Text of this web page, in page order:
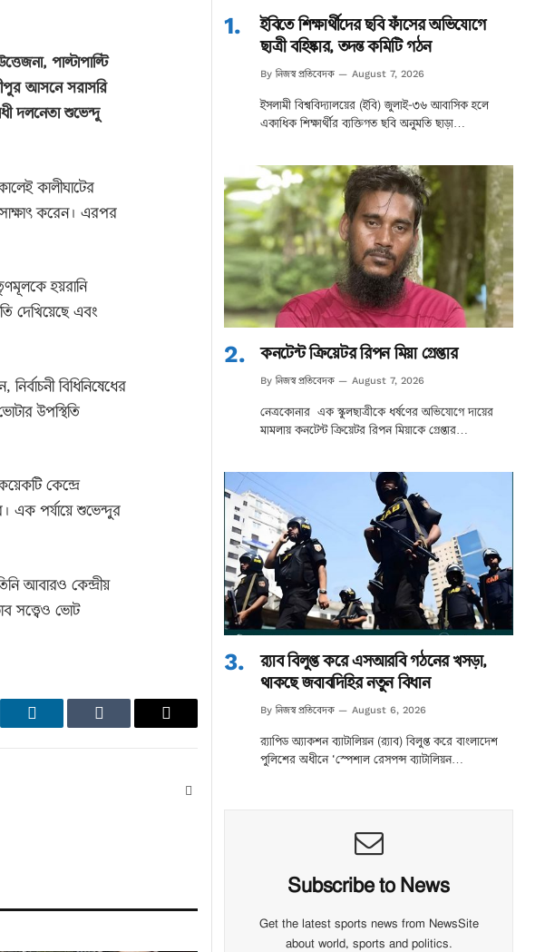
পাল্টাপাল্টি
আসনে সরাসরি
দলনেতাশুভেন্দু
কালীঘাটের
করেন। এরপর
হয়রানি
দেখিয়েছে এবং
বিধিনিষেধের
উপস্থিতি
কেন্দ্রে
এক পর্যায়ে শুভেন্দুর
আবারও কেন্দ্রীয়
সত্ত্বেও ভোট
LinkedIn Tumblr Email
ইবিতে শিক্ষার্থীদের ছবি ফাঁসের অভিযোগে
ছাত্রী বহিষ্কার, তদন্ত কমিটি গঠন
By নিজস্ব প্রতিবেদক August 7, 2026
ইসলামী বিশ্ববিদ্যালয়ের (ইবি) জুলাই-৩৬ আবাসিক হলে
একাধিক শিক্ষার্থীর ব্যক্তিগত ছবি অনুমতি ছাড়া…
কনটেন্ট ক্রিয়েটর রিপন মিয়া গ্রেপ্তার
By নিজস্ব প্রতিবেদক August 7, 2026
নেত্রকোনার এক স্কুলছাত্রীকে ধর্ষণের অভিযোগে দায়ের
মামলায় কনটেন্ট ক্রিয়েটর রিপন মিয়াকে গ্রেপ্তার…
র‌্যাব বিলুপ্ত করে এসআরবি গঠনের খসড়া,
থাকছে জবাবদিহির নতুন বিধান
By নিজস্ব প্রতিবেদক August 6, 2026
র‌্যাপিড অ্যাকশন ব্যাটালিয়ন (র‌্যাব) বিলুপ্ত করে বাংলাদেশ
পুলিশের অধীনে ‘স্পেশাল রেসপন্স ব্যাটালিয়ন…
Subscribe to News
Get the latest sports news from NewsSite
about world, sports and politics.